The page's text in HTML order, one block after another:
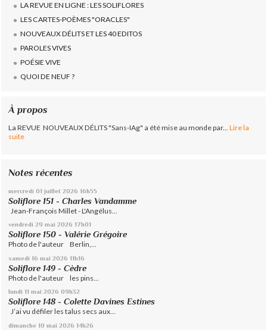
LA REVUE EN LIGNE : LES SOLIFLORES
LES CARTES-POÈMES "ORACLES"
NOUVEAUX DÉLITS ET LES 40 EDITOS
PAROLES VIVES
POÉSIE VIVE
QUOI DE NEUF ?
À propos
La REVUE NOUVEAUX DÉLITS "Sans-IAg" a été mise au monde par...
Lire la
suite
Notes récentes
mercredi 01 juillet 2026 16h55
Soliflore 151 - Charles Vandamme
Jean-François Millet - L'Angélus...
vendredi 29 mai 2026 17h01
Soliflore 150 - Valérie Grégoire
Photo de l'auteur Berlin,...
samedi 16 mai 2026 11h16
Soliflore 149 - Cèdre
Photo de l'auteur les pins...
lundi 11 mai 2026 09h32
Soliflore 148 - Colette Davines Estines
J’ai vu défiler les talus secs aux...
dimanche 10 mai 2026 14h26